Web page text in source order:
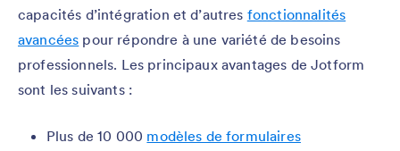
capacités d’intégration et d’autres fonctionnalités
avancées pour répondre à une variété de besoins
professionnels. Les principaux avantages de Jotform
sont les suivants :
Plus de 10 000 modèles de formulaires